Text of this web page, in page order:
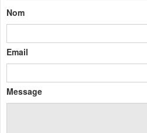
Nom
Email
Message